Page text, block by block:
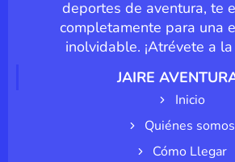
deportes de aventura, te
completamente para una
inolvidable. ¡Atrévete a
JAIRE
Inicio
Quiénes somos
Cómo Llegar